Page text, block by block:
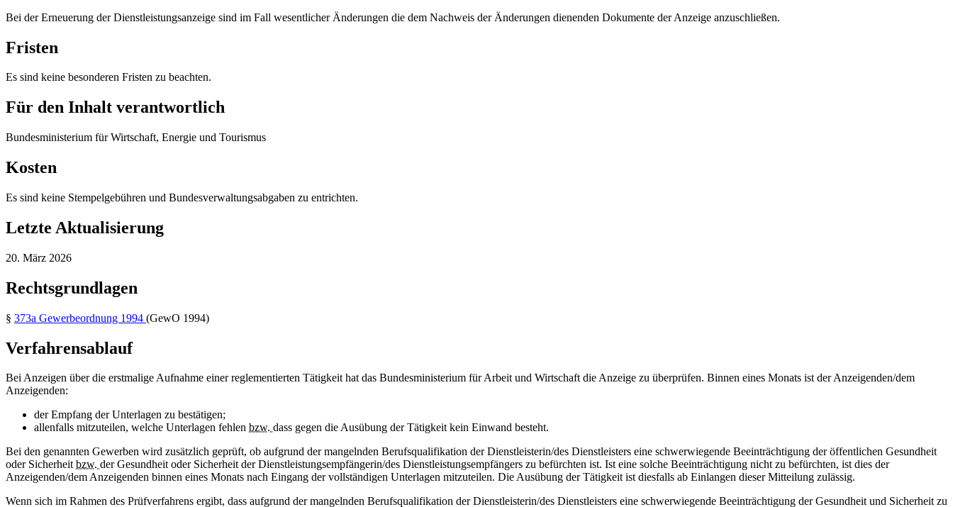
Bei der Erneuerung der Dienstleistungsanzeige sind im Fall wesentlicher Änderungen die dem Nachweis der Änderungen dienenden Dokumente der Anzeige anzuschließen.
Fristen
Es sind keine besonderen Fristen zu beachten.
Für den Inhalt verantwortlich
Bundesministerium für Wirtschaft, Energie und Tourismus
Kosten
Es sind keine Stempelgebühren und Bundesverwaltungsabgaben zu entrichten.
Letzte Aktualisierung
20. März 2026
Rechtsgrundlagen
§ 373a Gewerbeordnung 1994 (GewO 1994)
Verfahrensablauf
Bei Anzeigen über die erstmalige Aufnahme einer reglementierten Tätigkeit hat das Bundesministerium für Arbeit und Wirtschaft die Anzeige zu überprüfen. Binnen eines Monats ist der Anzeigenden/dem
Anzeigenden:
der Empfang der Unterlagen zu bestätigen;
allenfalls mitzuteilen, welche Unterlagen fehlen bzw. dass gegen die Ausübung der Tätigkeit kein Einwand besteht.
Bei den genannten Gewerben wird zusätzlich geprüft, ob aufgrund der mangelnden Berufsqualifikation der Dienstleisterin/des Dienstleisters eine schwerwiegende Beeinträchtigung der öffentlichen Gesundheit
oder Sicherheitbzw. der Gesundheit oder Sicherheit der Dienstleistungsempfängerin/des Dienstleistungsempfängers zu befürchten ist. Ist eine solche Beeinträchtigung nicht zu befürchten, ist dies der
Anzeigenden/dem Anzeigenden binnen eines Monats nach Eingang der vollständigen Unterlagen mitzuteilen. Die Ausübung der Tätigkeit ist diesfalls ab Einlangen dieser Mitteilung zulässig.
Wenn sich im Rahmen des Prüfverfahrens ergibt, dass aufgrund der mangelnden Berufsqualifikation der Dienstleisterin/des Dienstleisters eine schwerwiegende Beeinträchtigung der Gesundheit und Sicherheit zu